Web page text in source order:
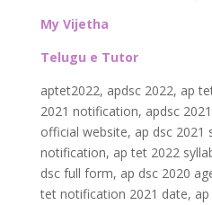
My Vijetha
Telugu e Tutor
aptet2022, apdsc 2022, ap
2021 notification, apdsc
official website, ap dsc 2021
notification, ap tet 2022
dsc full form, ap dsc 2020
tet notification 2021 date,